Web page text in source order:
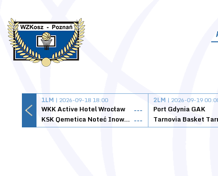
1LM | 2026-09-18 18:00
WKK Active Hotel Wrocław
---
KSK Qemetica Noteć Inowrocław ---
2LM | 2026-09-19
Port Gdynia GAK